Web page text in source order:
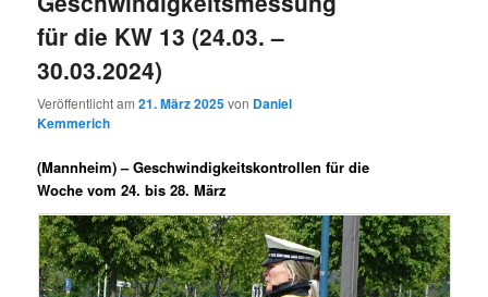
für die KW 13 (24.03. –
30.03.2024)
Veröffentlicht am21. März 2025von Daniel
Kemmerich
(Mannheim) –Geschwindigkeitskontrollen für die
Woche vom 24. bis 28. März